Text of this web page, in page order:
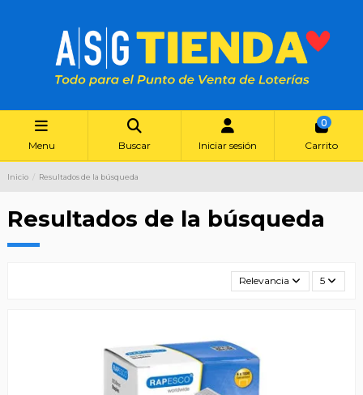
Menu Buscar Iniciar sesión
0
Carrito
Inicio Resultados de la búsqueda
Resultados de la búsqueda
Relevancia 5